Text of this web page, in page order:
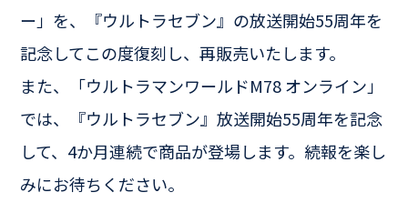
ー」を、『ウルトラセブン』の放送開始55周年を
記念してこの度復刻し、再販売いたします。
また、「ウルトラマンワールドM78 オンライン」
では、『ウルトラセブン』放送開始55周年を記念
して、4か月連続で商品が登場します。続報を楽し
みにお待ちください。